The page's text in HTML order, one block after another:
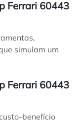
Ferrari 60443
simulam um
Ferrari 60443
benefício